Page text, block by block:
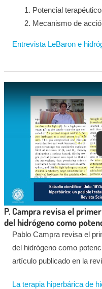
Potencial
Mecanismo de
Entrevista LeBaron e
P. Campra revisa el
del hidrógeno como
Pablo Campra revisa el
del hidrógeno como
artículo publicado en la
La terapia hiperbárica de